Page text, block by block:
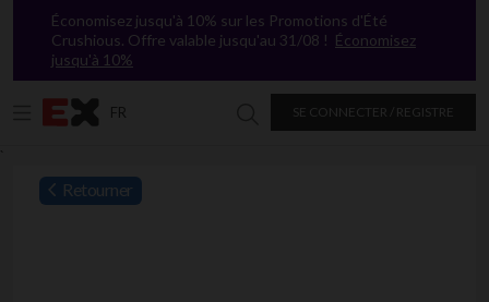
`
Économisez jusqu'à 10% sur les Promotions d'Été
Crushious. Offre valable jusqu'au 31/08 ! Économisez
jusqu'à 10%
FR SE CONNECTER / REGISTRE
Chercher dans Excitasy
Retourner